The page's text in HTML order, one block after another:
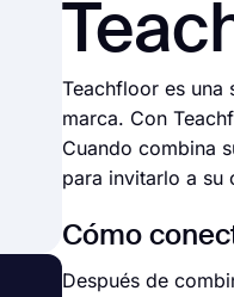
Teachfloor es una
marca. Con
Cuando combina
para invitarlo a su
Cómo
Después de